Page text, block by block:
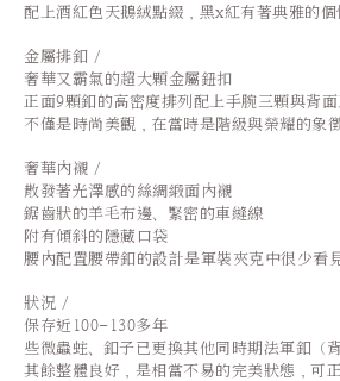
配上酒紅色天鵝絨點綴， 黑x紅有著典雅的個
金屬排釦 /
奢華又霸氣的超大顆金屬鈕扣
正面9顆釦的高密度排列配上手腕三顆與背
不僅是時尚美觀，在當時是階級與榮耀的象
奢華內襯 /
散發著光澤感的絲綢緞面內襯
鋸齒狀的羊毛布邊、緊密的車縫線
附有傾斜的隱藏口袋
腰內配置腰帶釦的設計是軍裝夾克中很少看
狀況 /
保存近100-130多年
些微蟲蛀、釦子已更換其他同時期法軍釦（
其餘整體良好，是相當不易的完美狀態， 可